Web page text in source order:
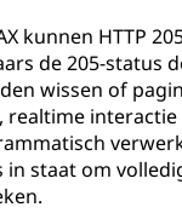
kunnen HTTP
de 205-status
wissen of
realtime
staat om